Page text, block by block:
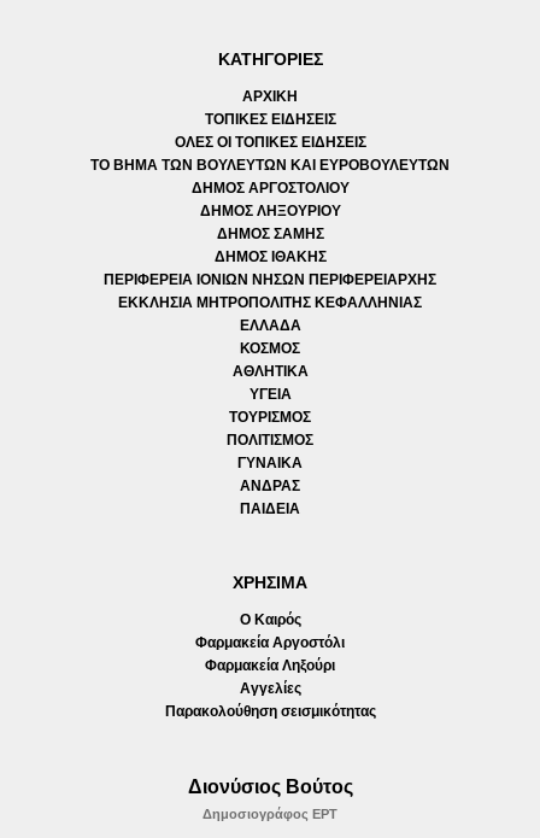
ΚΑΤΗΓΟΡΙΕΣ
ΑΡΧΙΚΗ
ΤΟΠΙΚΕΣ ΕΙΔΗΣΕΙΣ
ΟΛΕΣ ΟΙ ΤΟΠΙΚΕΣ ΕΙΔΗΣΕΙΣ
ΤΟ ΒΗΜΑ ΤΩΝ ΒΟΥΛΕΥΤΩΝ ΚΑΙ ΕΥΡΟΒΟΥΛΕΥΤΩΝ
ΔΗΜΟΣ ΑΡΓΟΣΤΟΛΙΟΥ
ΔΗΜΟΣ ΛΗΞΟΥΡΙΟΥ
ΔΗΜΟΣ ΣΑΜΗΣ
ΔΗΜΟΣ ΙΘΑΚΗΣ
ΠΕΡΙΦΕΡΕΙΑ ΙΟΝΙΩΝ ΝΗΣΩΝ ΠΕΡΙΦΕΡΕΙΑΡΧΗΣ
ΕΚΚΛΗΣΙΑ ΜΗΤΡΟΠΟΛΙΤΗΣ ΚΕΦΑΛΛΗΝΙΑΣ
ΕΛΛΑΔΑ
ΚΟΣΜΟΣ
ΑΘΛΗΤΙΚΑ
ΥΓΕΙΑ
ΤΟΥΡΙΣΜΟΣ
ΠΟΛΙΤΙΣΜΟΣ
ΓΥΝΑΙΚΑ
ΑΝΔΡΑΣ
ΠΑΙΔΕΙΑ
ΧΡΗΣΙΜΑ
Ο Καιρός
Φαρμακεία Αργοστόλι
Φαρμακεία Ληξούρι
Αγγελίες
Παρακολούθηση σεισμικότητας
Διονύσιος Βούτος
Δημοσιογράφος ΕΡΤ